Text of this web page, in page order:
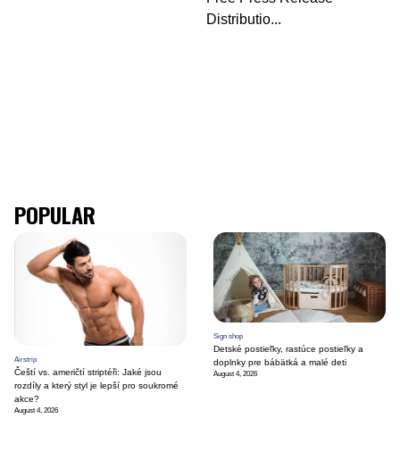
Distributio...
POPULAR
Airstrip
Čeští vs. američtí striptéři: Jaké jsou
rozdíly a který styl je lepší pro soukromé
akce?
August 4, 2026
Sign shop
Detské postieľky, rastúce postieľky a
doplnky pre bábätká a malé deti
August 4, 2026